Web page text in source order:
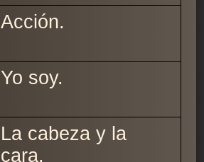
Acción.
Yo soy.
La cabeza y la
cara.